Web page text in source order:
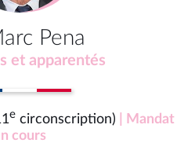
Pena
et apparentés
ecirconscription)
| Mandat
cours